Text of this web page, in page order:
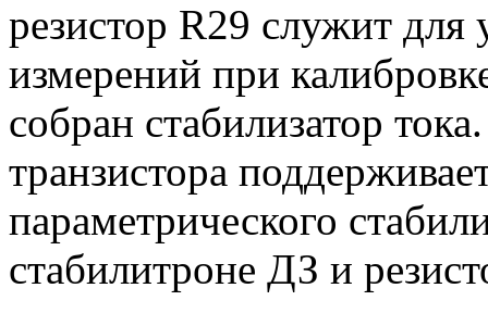
резистор R29 служит для
измерений при
собран стабилизатор
транзистора
параметрического
стабилитроне ДЗ и